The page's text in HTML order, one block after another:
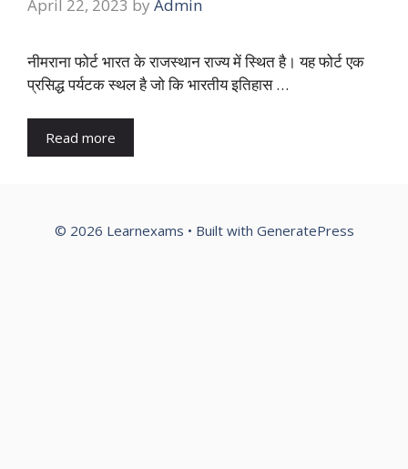
April 22, 2023 by Admin
नीमराना फोर्ट भारत के राजस्थान राज्य में स्थित है। यह फोर्ट एक
प्रसिद्ध पर्यटक स्थल है जो कि भारतीय इतिहास …
Read more
© 2026 Learnexams • Built with GeneratePress